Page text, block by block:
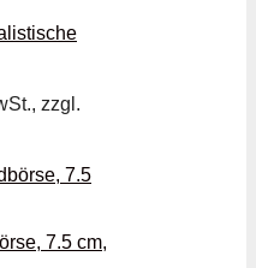
zzgl.
7.5 cm,